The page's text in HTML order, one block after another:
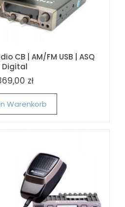
CB | AM/FM USB | ASQ
Digital
zł
Warenkorb